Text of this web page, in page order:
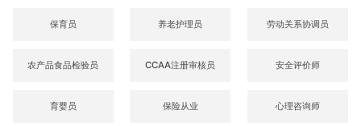
保育员 养老护理员 劳动关系协调员
农产品食品检验员 CCAA注册审核员 安全评价师
育婴员 保险从业 心理咨询师